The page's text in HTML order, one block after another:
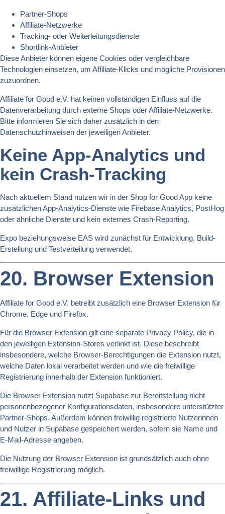
Partner-Shops
Affiliate-Netzwerke
Tracking- oder Weiterleitungsdienste
Shortlink-Anbieter
Diese Anbieter können eigene Cookies oder vergleichbare
Technologien einsetzen, um Affiliate-Klicks und mögliche Provisionen
zuzuordnen.
Affiliate for Good e.V. hat keinen vollständigen Einfluss auf die
Datenverarbeitung durch externe Shops oder Affiliate-Netzwerke.
Bitte informieren Sie sich daher zusätzlich in den
Datenschutzhinweisen der jeweiligen Anbieter.
Keine App-Analytics und
kein Crash-Tracking
Nach aktuellem Stand nutzen wir in der Shop for Good App keine
zusätzlichen App-Analytics-Dienste wie Firebase Analytics, PostHog
oder ähnliche Dienste und kein externes Crash-Reporting.
Expo beziehungsweise EAS wird zunächst für Entwicklung, Build-
Erstellung und Testverteilung verwendet.
20. Browser Extension
Affiliate for Good e.V. betreibt zusätzlich eine Browser Extension für
Chrome, Edge und Firefox.
Für die Browser Extension gilt eine separate Privacy Policy, die in
den jeweiligen Extension-Stores verlinkt ist. Diese beschreibt
insbesondere, welche Browser-Berechtigungen die Extension nutzt,
welche Daten lokal verarbeitet werden und wie die freiwillige
Registrierung innerhalb der Extension funktioniert.
Die Browser Extension nutzt Supabase zur Bereitstellung nicht
personenbezogener Konfigurationsdaten, insbesondere unterstützter
Partner-Shops. Außerdem können freiwillig registrierte Nutzerinnen
und Nutzer in Supabase gespeichert werden, sofern sie Name und
E-Mail-Adresse angeben.
Die Nutzung der Browser Extension ist grundsätzlich auch ohne
freiwillige Registrierung möglich.
21. Affiliate-Links und